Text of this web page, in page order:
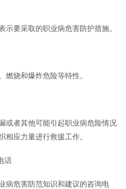
示要采取的职业病危害防护措施。
燃烧和爆炸危险等特性。
或者其他可能引起职业病危险情况
相应力量进行救援工作。
话
病危害防范知识和建议的咨询电